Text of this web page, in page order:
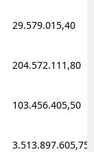
29.579.015,40
204.572.111,80
103.456.405,50
3.513.897.605,75